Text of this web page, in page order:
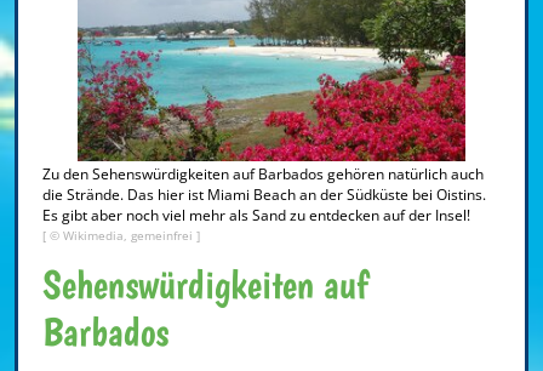
Zu den Sehenswürdigkeiten auf Barbados gehören natürlich auch
die Strände. Das hier ist Miami Beach an der Südküste bei Oistins.
Es gibt aber noch viel mehr als Sand zu entdecken auf der Insel!
[ © Wikimedia, gemeinfrei ]
Sehenswürdigkeiten auf
Barbados